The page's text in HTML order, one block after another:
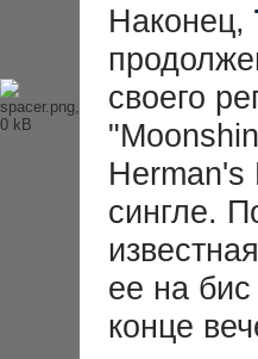
Наконец,
своего
Herman's
сингле.
ее на
конце